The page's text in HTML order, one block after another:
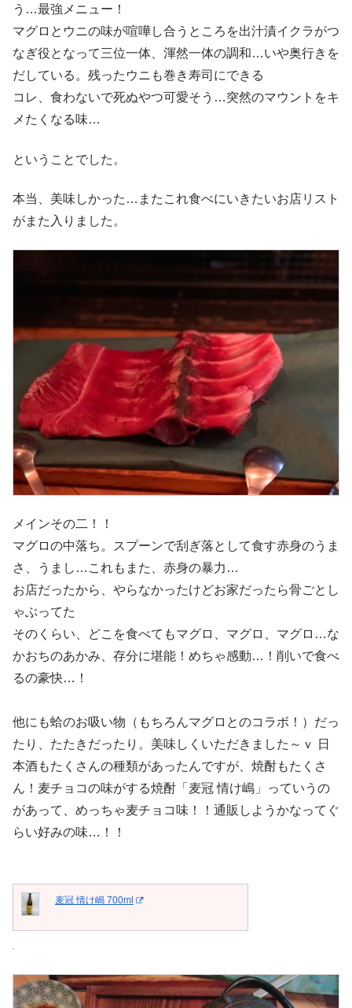
う…最強メニュー！
マグロとウニの味が喧嘩し合うところを出汁漬イクラがつ
なぎ役となって三位一体、渾然一体の調和…いや奥行きを
だしている。残ったウニも巻き寿司にできる
コレ、食わないで死ぬやつ可愛そう…突然のマウントをキ
メたくなる味…
ということでした。
本当、美味しかった…またこれ食べにいきたいお店リスト
がまた入りました。
メインその二！！
マグロの中落ち。スプーンで刮ぎ落として食す赤身のうま
さ、うまし…これもまた、赤身の暴力…
お店だったから、やらなかったけどお家だったら骨ごとし
ゃぶってた
そのくらい、どこを食べてもマグロ、マグロ、マグロ…な
かおちのあかみ、存分に堪能！めちゃ感動…！削いで食べ
るの豪快…！
他にも蛤のお吸い物（もちろんマグロとのコラボ！）だっ
たり、たたきだったり。美味しくいただきました～ｖ 日
本酒もたくさんの種類があったんですが、焼酎もたくさ
ん！麦チョコの味がする焼酎「麦冠 情け嶋」っていうの
があって、めっちゃ麦チョコ味！！通販しようかなってぐ
らい好みの味…！！
麦冠 情け嶋 700ml